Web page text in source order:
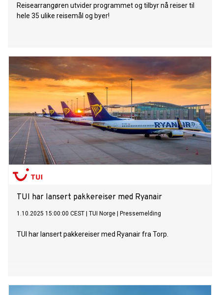
Reisearrangøren utvider programmet og tilbyr nå reiser til
hele 35 ulike reisemål og byer!
TUI har lansert pakkereiser med Ryanair
1.10.2025 15:00:00 CEST TUI Norge Pressemelding
TUI har lansert pakkereiser med Ryanair fra Torp.